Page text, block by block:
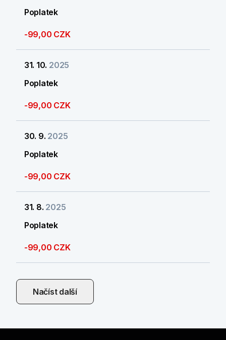
Poplatek
-99,00 CZK
31. 10. 2025
Poplatek
-99,00 CZK
30. 9. 2025
Poplatek
-99,00 CZK
31. 8. 2025
Poplatek
-99,00 CZK
Načíst další